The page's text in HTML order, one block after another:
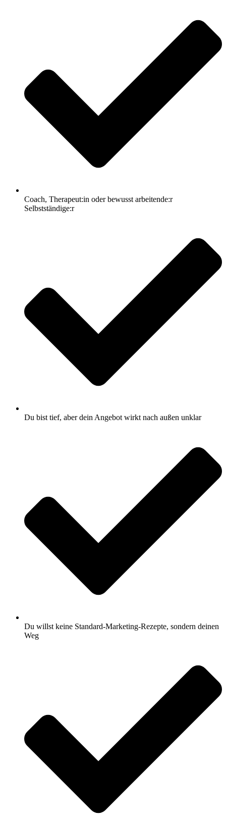
Coach, Therapeut:in oder bewusst arbeitende:r
Selbstständige:r
Du bist tief, aber dein Angebot wirkt nach außen unklar
Du willst keine Standard-Marketing-Rezepte, sondern deinen
Weg